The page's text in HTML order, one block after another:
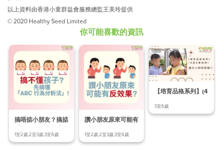
以上資料由香港小童群益會服務總監王美玲提供
© 2020 Healthy Seed Limited
你可能喜歡的資訊
搞唔掂小朋友？搞掂
「ABC行為分析法」
先
1至2歲,2至3歲,3至6歲
讚小朋友原來可能有
反效果？
1至2歲,2至3歲,3至6歲
【培育品格系列】(4
3至6歲